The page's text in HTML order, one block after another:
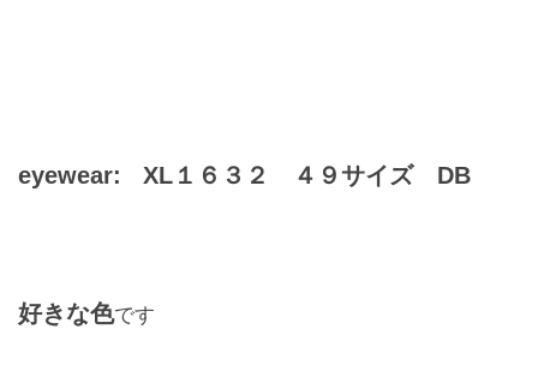
eyewear: XL１６３２ ４９サイズ DB
好きな色です